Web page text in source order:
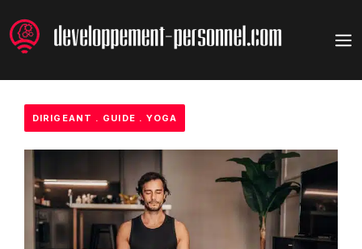
au
contenu
DIRIGEANT . GUIDE .YOGA